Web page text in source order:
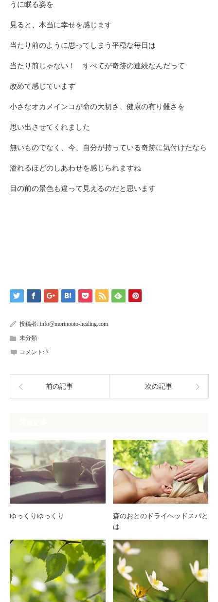
うに眠る姿を
見ると、本当に幸せを感じます
当たり前のように思ってしまう平穏な毎日は
当たり前じゃない！ すべてが奇跡の連続なんだって
改めて感じています
小さなオカメインコが命の大切さ、健康の有り難さを
思い出させてくれました
無いものでなく、今、自分が持っている奇跡に気付けたなら
溢れるほどのしあわせを感じられますね
目の前の景色も違って見えるのだと思います
投稿者: info@morinooto-healing.com
未分類
コメント: 7
前の記事 次の記事
ゆっくりゆっくり
森のおとのドライヘッドスパと
は